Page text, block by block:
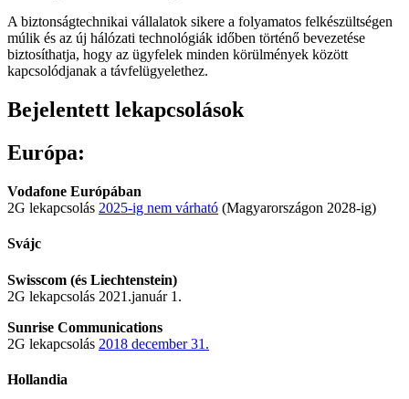
A biztonságtechnikai vállalatok sikere a folyamatos felkészültségen
múlik és az új hálózati technológiák időben történő bevezetése
biztosíthatja, hogy az ügyfelek minden körülmények között
kapcsolódjanak a távfelügyelethez.
Bejelentett lekapcsolások
Európa:
Vodafone Európában
2G lekapcsolás 2025-ig nem várható (Magyarországon 2028-ig)
Svájc
Swisscom (és Liechtenstein)
2G lekapcsolás 2021.január 1.
Sunrise Communications
2G lekapcsolás 2018 december 31.
Hollandia